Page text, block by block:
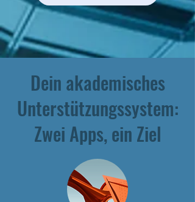
Dein akademisches
Unterstützungssystem:
Zwei Apps, ein Ziel